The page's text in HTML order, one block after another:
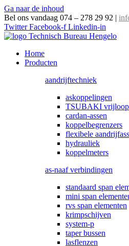
Ga naar de inhoud
Bel ons vandaag 074 – 278 29 92 |
Twitter Facebook-f Linkedin-in
Home
Producten
aandrijftechniek
askoppelingen
TSUBAKI
cardan-assen
koppelbegrenzers
flexibele
hydrauliek
koppelmeters
as-naaf verbindingen
standaard span
mini span
rvs span elementen
krimpschijven
system-p
taper bussen
lasflenzen